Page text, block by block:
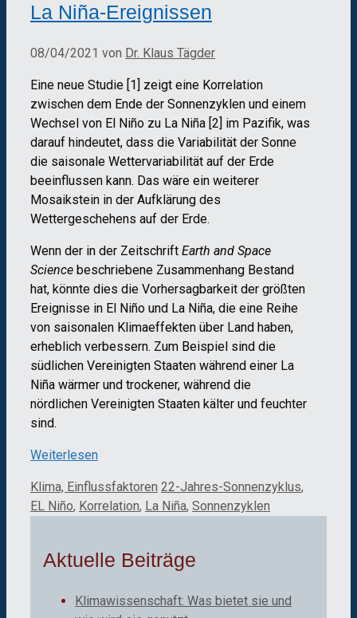
La Niña-Ereignissen
08/04/2021 von Dr. Klaus Tägder
Eine neue Studie [1] zeigt eine Korrelation
zwischen dem Ende der Sonnenzyklen und einem
Wechsel von El Niño zu La Niña [2] im Pazifik, was
darauf hindeutet, dass die Variabilität der Sonne
die saisonale Wettervariabilität auf der Erde
beeinflussen kann. Das wäre ein weiterer
Mosaikstein in der Aufklärung des
Wettergeschehens auf der Erde.
Wenn der in der Zeitschrift Earth and Space
Science beschriebene Zusammenhang Bestand
hat, könnte dies die Vorhersagbarkeit der größten
Ereignisse in El Niño und La Niña, die eine Reihe
von saisonalen Klimaeffekten über Land haben,
erheblich verbessern. Zum Beispiel sind die
südlichen Vereinigten Staaten während einer La
Niña wärmer und trockener, während die
nördlichen Vereinigten Staaten kälter und feuchter
sind.
Weiterlesen
Kategorien
Klima, Einflussfaktoren Schlagwörter
22-Jahres-Sonnenzyklus,
EL Niño, Korrelation, La Niña, Sonnenzyklen
Aktuelle Beiträge
Klimawissenschaft: Was bietet sie und